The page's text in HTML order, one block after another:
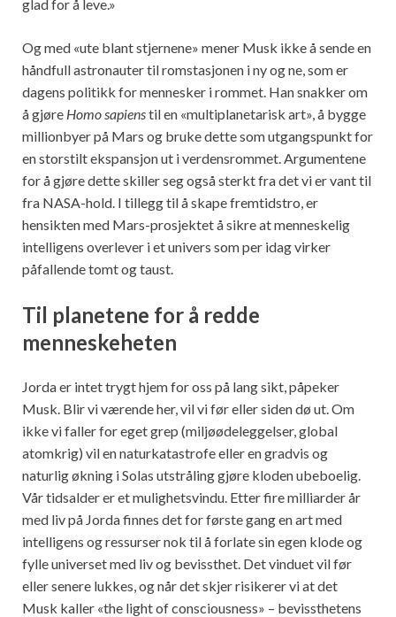
glad for å leve.»
Og med «ute blant stjernene» mener Musk ikke å sende en
håndfull astronauter til romstasjonen i ny og ne, som er
dagens politikk for mennesker i rommet. Han snakker om
å gjøre Homo sapienstil en «multiplanetarisk art», å bygge
millionbyer på Mars og bruke dette som utgangspunkt for
en storstilt ekspansjon ut i verdensrommet. Argumentene
for å gjøre dette skiller seg også sterkt fra det vi er vant til
fra NASA-hold. I tillegg til å skape fremtidstro, er
hensikten med Mars-prosjektet å sikre at menneskelig
intelligens overlever i et univers som per idag virker
påfallende tomt og taust.
Til planetene for å redde
menneskeheten
Jorda er intet trygt hjem for oss på lang sikt, påpeker
Musk. Blir vi værende her, vil vi før eller siden dø ut. Om
ikke vi faller for eget grep (miljøødeleggelser, global
atomkrig) vil en naturkatastrofe eller en gradvis og
naturlig økning i Solas utstråling gjøre kloden ubeboelig.
Vår tidsalder er et mulighetsvindu. Etter fire milliarder år
med liv på Jorda finnes det for første gang en art med
intelligens og ressurser nok til å forlate sin egen klode og
fylle universet med liv og bevissthet. Det vinduet vil før
eller senere lukkes, og når det skjer risikerer vi at det
Musk kaller «the light of consciousness» – bevissthetens